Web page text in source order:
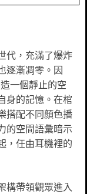
代，充滿了爆炸
逐漸凋零。因
一個靜止的空
身的記憶。在棺
搭配不同顏色播
的空間語彙暗示
，任由耳機裡的
構帶領觀眾進入